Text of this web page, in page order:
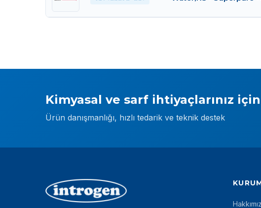
Kimyasal ve sarf ihtiyaçlarınız
Ürün danışmanlığı, hızlı tedarik ve teknik destek